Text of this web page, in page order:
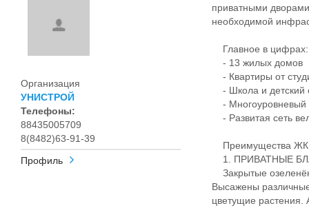
Организация
УНИСТРОЙ
Телефоны:
88435005709
8(8482)63-91-39
Профиль
приватными
необходимой
Главное в цифрах:
- 13 жилых домов
- Квартиры от
- Школа и детский
- Многоуровневый
- Развитая сеть
Преимущества ЖК
1. ПРИВАТНЫЕ
Закрытые
Высажены
цветущие растения.